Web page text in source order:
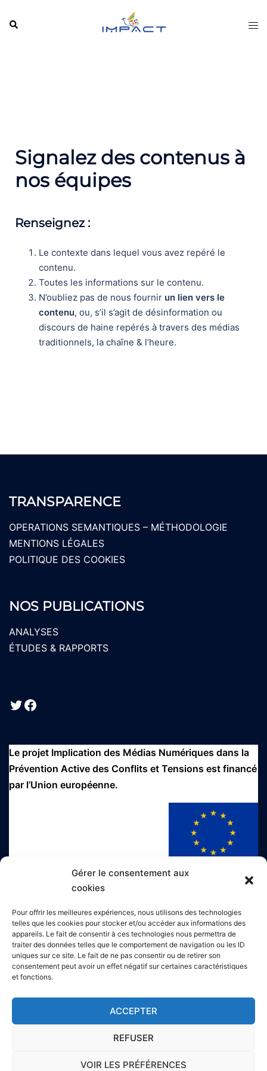
Gérer le consentement aux
cookies
Pour offrir les meilleures expériences, nous utilisons des technologies
telles que les cookies pour stocker et/ou accéder aux informations des
appareils. Le fait de consentir à ces technologies nous permettra de
traiter des données telles que le comportement de navigation ou les ID
uniques sur ce site. Le fait de ne pas consentir ou de retirer son
consentement peut avoir un effet négatif sur certaines caractéristiques
et fonctions.
ACCEPTER
REFUSER
VOIR LES PRÉFÉRENCES
Rechercher
Signalez des contenus à
nos équipes
Renseignez :
Le contexte dans lequel vous avez repéré le
contenu.
Toutes les informations sur le contenu.
N’oubliez pas de nous fournir un lien vers le
contenu, ou, s’il s’agit de désinformation ou
discours de haine repérés à travers des médias
traditionnels, la chaîne & l’heure.
TRANSPARENCE
OPERATIONS SEMANTIQUES – MÉTHODOLOGIE
MENTIONS LÉGALES
POLITIQUE DES COOKIES
NOS PUBLICATIONS
ANALYSES
ÉTUDES & RAPPORTS
Twitter
Facebook
Le projet Implication des Médias Numériques dans la
Prévention Active des Conflits et Tensions est financé
par l’Union européenne.
Le projet Implication des Médias Numériques dans la
Prévention Active des Conflits et Tensions est
cofinancé par l'Agence Française de Développement.